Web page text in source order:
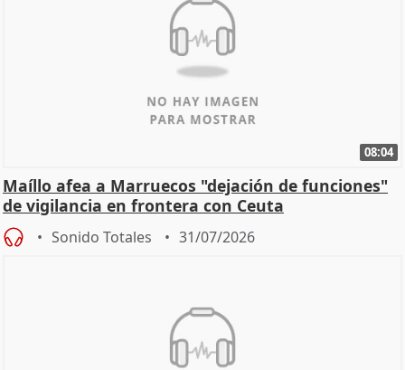
08:04
Maíllo afea a Marruecos "dejación de funciones"
de vigilancia en frontera con Ceuta
Sonido Totales 31/07/2026